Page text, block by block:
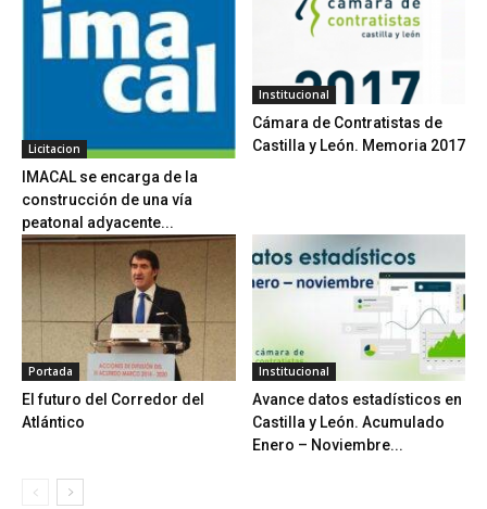
Licitacion
IMACAL se encarga de la
construcción de una vía
peatonal adyacente...
Institucional
Cámara de Contratistas de
Castilla y León. Memoria 2017
Portada
El futuro del Corredor del
Atlántico
Institucional
Avance datos estadísticos en
Castilla y León. Acumulado
Enero – Noviembre...